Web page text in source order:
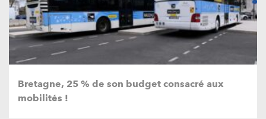
Bretagne, 25 % de son budget consacré aux
mobilités !